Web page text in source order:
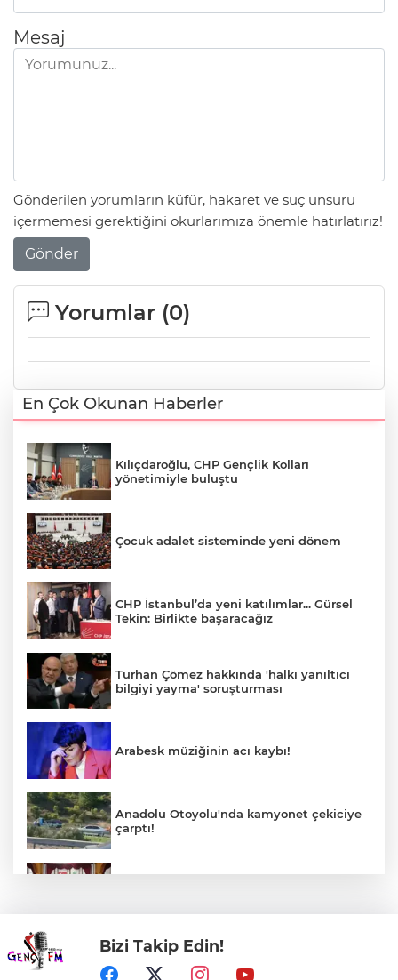
Mesaj
Gönderilen yorumların küfür, hakaret ve suç unsuru
içermemesi gerektiğini okurlarımıza önemle hatırlatırız!
Gönder
Yorumlar (0)
En Çok Okunan Haberler
Kılıçdaroğlu, CHP Gençlik Kolları
yönetimiyle buluştu
Çocuk adalet sisteminde yeni dönem
CHP İstanbul’da yeni katılımlar... Gürsel
Tekin: Birlikte başaracağız
Turhan Çömez hakkında 'halkı yanıltıcı
bilgiyi yayma' soruşturması
Arabesk müziğinin acı kaybı!
Anadolu Otoyolu'nda kamyonet çekiciye
çarptı!
Ayvalık’ta üretici ve el emeği pazarı renk
katıyor
Bizi Takip Edin!